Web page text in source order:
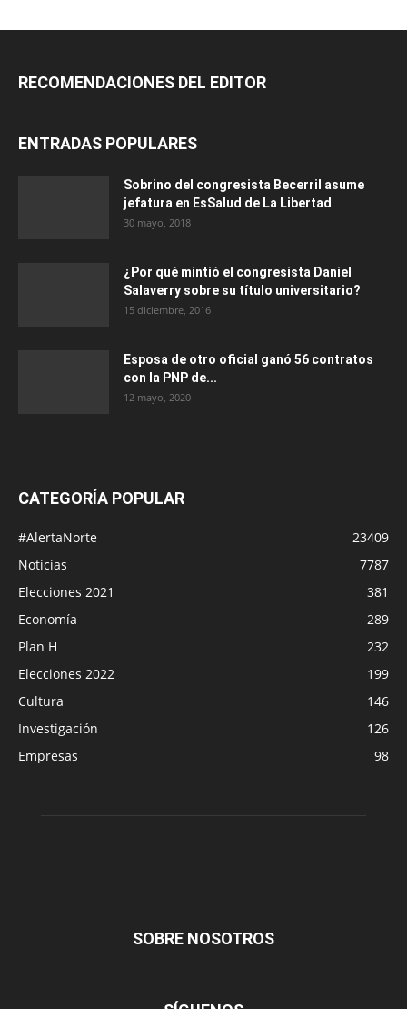
RECOMENDACIONES DEL EDITOR
ENTRADAS POPULARES
Sobrino del congresista Becerril asume
jefatura en EsSalud de La Libertad
30 mayo, 2018
¿Por qué mintió el congresista Daniel
Salaverry sobre su título universitario?
15 diciembre, 2016
Esposa de otro oficial ganó 56 contratos
con la PNP de...
12 mayo, 2020
CATEGORÍA POPULAR
#AlertaNorte
23409
Noticias
7787
Elecciones 2021
381
Economía
289
Plan H
232
Elecciones 2022
199
Cultura
146
Investigación
126
Empresas
98
SOBRE NOSOTROS